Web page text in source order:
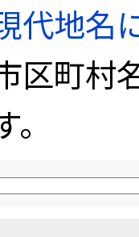
代地名
区町村